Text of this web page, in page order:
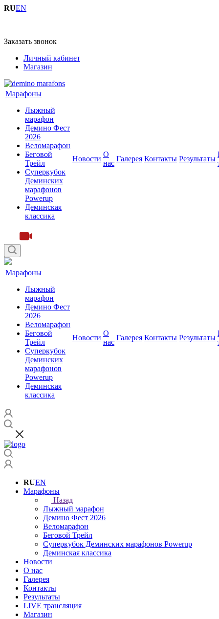
RUEN
Заказать звонок
Личный кабинет
Магазин
Марафоны
Лыжный
марафон
Демино Фест
2026
Веломарафон
Беговой
Трейл
Суперкубок
Деминских
марафонов
Powerup
Деминская
классика
Новости
O
нас
Галерея Контакты Результаты
Марафоны
Лыжный
марафон
Демино Фест
2026
Веломарафон
Беговой
Трейл
Суперкубок
Деминских
марафонов
Powerup
Деминская
классика
Новости
O
нас
Галерея Контакты Результаты
RUEN
Марафоны
Назад
Лыжный марафон
Демино Фест 2026
Веломарафон
Беговой Трейл
Суперкубок Деминских марафонов Powerup
Деминская классика
Новости
O нас
Галерея
Контакты
Результаты
LIVE трансляция
Магазин